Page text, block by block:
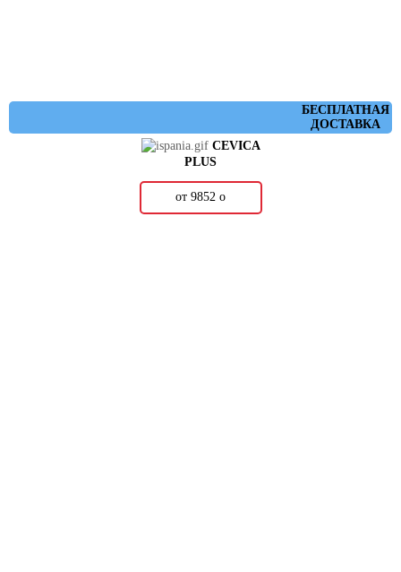
БЕСПЛАТНАЯ
ДОСТАВКА
CEVICA
PLUS
от 9852 о